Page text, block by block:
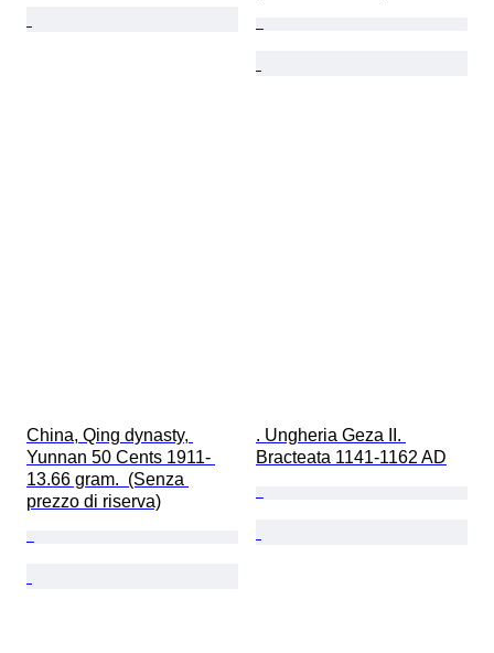
China, Qing dynasty,
Yunnan 50 Cents 1911-
13.66 gram.  (Senza
prezzo di riserva)
. Ungheria Geza II.
Bracteata 1141-1162 AD